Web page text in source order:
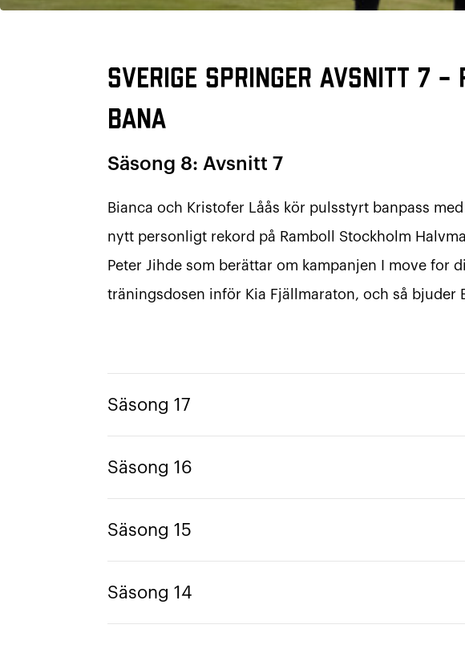
Sverige Springer avsnitt 7
bana
Säsong 8: Avsnitt 7
Bianca och Kristofer Låås kör pulsstyrt banpass
nytt personligt rekord på Ramboll Stockholm
Peter Jihde som berättar om kampanjen I move for
träningsdosen inför Kia Fjällmaraton, och så bjuder
Säsong 17
Säsong 16
Säsong 15
Säsong 14